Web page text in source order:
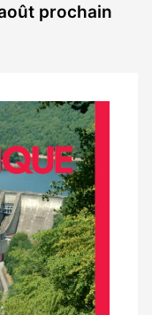
prochain